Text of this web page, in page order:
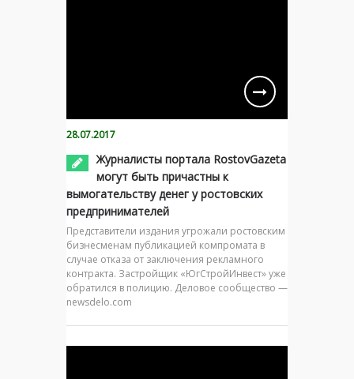
28.07.2017
Журналисты портала RostovGazeta
могут быть причастны к
вымогательству денег у ростовских
предпринимателей
Представители издания угрожали ростовским
бизнесменам публикацией компромата в
случае отказа от заключения рекламного
контракта. Застройщик «ЮгСтройИнвест» уже
обратился в полицию. Деловое сообщество —
newsdelo.com